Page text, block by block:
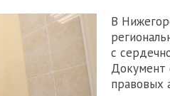
В
с
Документ
правовых